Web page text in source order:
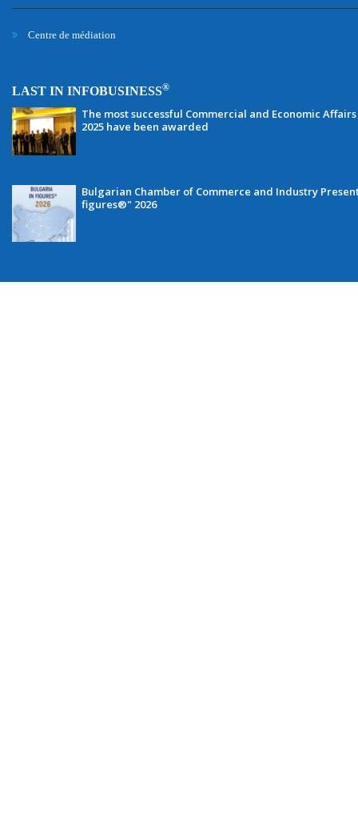
Centre de médiation
LAST IN INFOBUSINESS®
The most successful Commercial and Economic
2025 have been awarded
Bulgarian Chamber of Commerce and Industry
figures®" 2026